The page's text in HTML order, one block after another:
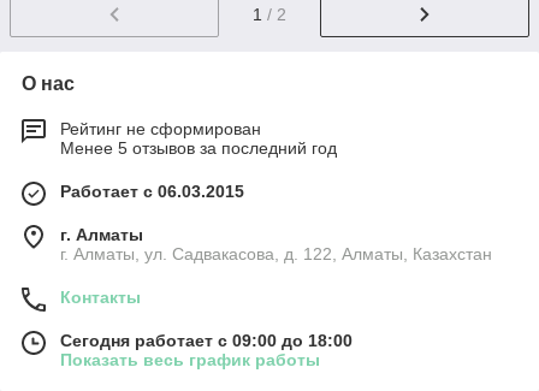
1 / 2
О нас
Рейтинг не сформирован
Менее 5 отзывов за последний год
Работает с 06.03.2015
г. Алматы
г. Алматы, ул. Садвакасова, д. 122, Алматы, Казахстан
Контакты
Сегодня работает с 09:00 до 18:00
Показать весь график работы